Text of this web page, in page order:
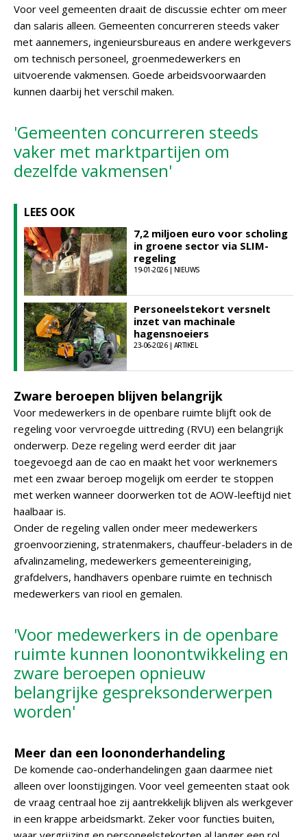
Voor veel gemeenten draait de discussie echter om meer
dan salaris alleen. Gemeenten concurreren steeds vaker
met aannemers, ingenieursbureaus en andere werkgevers
om technisch personeel, groenmedewerkers en
uitvoerende vakmensen. Goede arbeidsvoorwaarden
kunnen daarbij het verschil maken.
'Gemeenten concurreren steeds
vaker met marktpartijen om
dezelfde vakmensen'
LEES OOK
7,2 miljoen euro voor scholing
in groene sector via SLIM-
regeling
19-01-2026 | NIEUWS
Personeelstekort versnelt
inzet van machinale
hagensnoeiers
23-06-2026 | ARTIKEL
Zware beroepen blijven belangrijk
Voor medewerkers in de openbare ruimte blijft ook de
regeling voor vervroegde uittreding (RVU) een belangrijk
onderwerp. Deze regeling werd eerder dit jaar
toegevoegd aan de cao en maakt het voor werknemers
met een zwaar beroep mogelijk om eerder te stoppen
met werken wanneer doorwerken tot de AOW-leeftijd niet
haalbaar is.
Onder de regeling vallen onder meer medewerkers
groenvoorziening, stratenmakers, chauffeur-beladers in de
afvalinzameling, medewerkers gemeentereiniging,
grafdelvers, handhavers openbare ruimte en technisch
medewerkers van riool en gemalen.
'Voor medewerkers in de openbare
ruimte kunnen loonontwikkeling en
zware beroepen opnieuw
belangrijke gespreksonderwerpen
worden'
Meer dan een loononderhandeling
De komende cao-onderhandelingen gaan daarmee niet
alleen over loonstijgingen. Voor veel gemeenten staat ook
de vraag centraal hoe zij aantrekkelijk blijven als werkgever
in een krappe arbeidsmarkt. Zeker voor functies buiten,